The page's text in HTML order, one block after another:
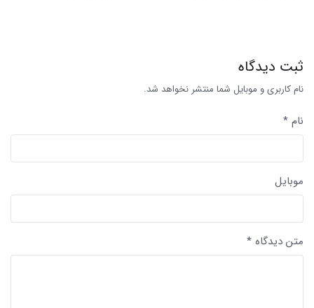
ثبت دیدگاه
نام کاربری و موبایل شما منتشر نخواهد شد.
نام *
موبایل
متن دیدگاه *